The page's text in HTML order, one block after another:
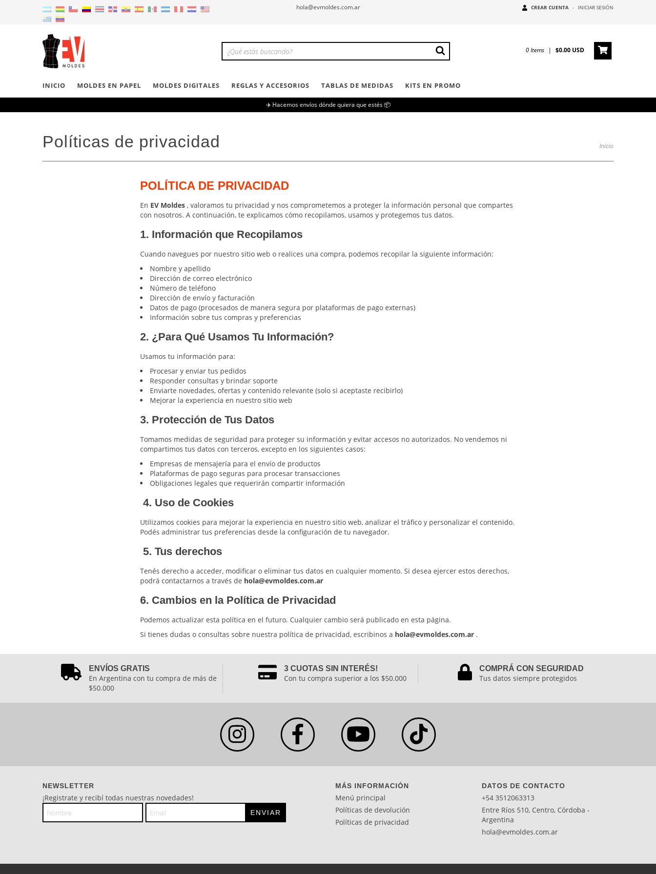
hola@evmoldes.com.ar CREAR CUENTA - INICIAR SESIÓN
0Items | $0.00 USD
INICIO MOLDES EN PAPEL MOLDES DIGITALES REGLAS Y ACCESORIOS TABLAS DE MEDIDAS KITS EN PROMO
✈️ Hacemos envíos dónde quiera que estés 📦
Políticas de privacidad Inicio
POLÍTICA DE PRIVACIDAD
En EV Moldes , valoramos tu privacidad y nos comprometemos a proteger la información personal que compartes
con nosotros. A continuación, te explicamos cómo recopilamos, usamos y protegemos tus datos.
1. Información que Recopilamos
Cuando navegues por nuestro sitio web o realices una compra, podemos recopilar la siguiente información:
Nombre y apellido
Dirección de correo electrónico
Número de teléfono
Dirección de envío y facturación
Datos de pago (procesados ​​de manera segura por plataformas de pago externas)
Información sobre tus compras y preferencias
2. ¿Para Qué Usamos Tu Información?
Usamos tu información para:
Procesar y enviar tus pedidos
Responder consultas y brindar soporte
Enviarte novedades, ofertas y contenido relevante (solo si aceptaste recibirlo)
Mejorar la experiencia en nuestro sitio web
3. Protección de Tus Datos
Tomamos medidas de seguridad para proteger su información y evitar accesos no autorizados. No vendemos ni
compartimos tus datos con terceros, excepto en los siguientes casos:
Empresas de mensajería para el envío de productos
Plataformas de pago seguras para procesar transacciones
Obligaciones legales que requerirán compartir información
4. Uso de Cookies
Utilizamos cookies para mejorar la experiencia en nuestro sitio web, analizar el tráfico y personalizar el contenido.
Podés administrar tus preferencias desde la configuración de tu navegador.
5. Tus derechos
Tenés derecho a acceder, modificar o eliminar tus datos en cualquier momento. Si desea ejercer estos derechos,
podrá contactarnos a través de hola@evmoldes.com.ar
6. Cambios en la Política de Privacidad
Podemos actualizar esta política en el futuro. Cualquier cambio será publicado en esta página.
Si tienes dudas o consultas sobre nuestra política de privacidad, escribinos a hola@evmoldes.com.ar .
ENVÍOS GRATIS
En Argentina con tu compra de más de
$50.000
3 CUOTAS SIN INTERÉS!
Con tu compra superior a los $50.000
COMPRÁ CON SEGURIDAD
Tus datos siempre protegidos
NEWSLETTER
¡Registrate y recibí todas nuestras novedades!
MÁS INFORMACIÓN
Menú principal
Políticas de devolución
Políticas de privacidad
DATOS DE CONTACTO
+54 3512063313
Entre Ríos 510, Centro, Córdoba -
Argentina
hola@evmoldes.com.ar